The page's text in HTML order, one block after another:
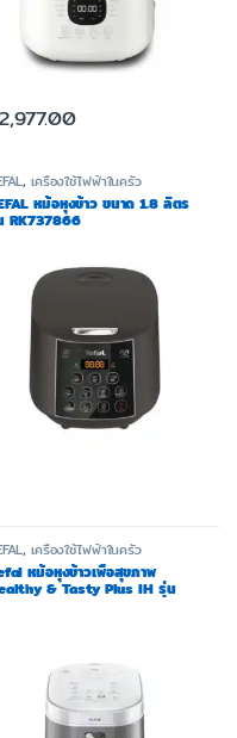
,เครื่องใช้ไฟฟ้าในครัว
หม้อหุงข้าว ขนาด 1.8 ลิตร
RK737866
,เครื่องใช้ไฟฟ้าในครัว
หม้อหุงข้าวเพื่อสุขภาพ
& Tasty Plus IH รุ่น